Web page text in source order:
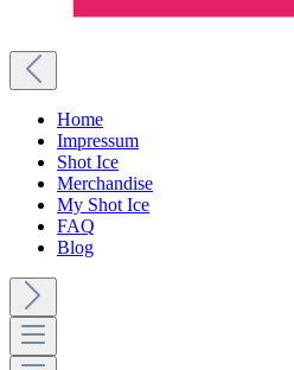
Home
Impressum
Shot Ice
Merchandise
My Shot Ice
FAQ
Blog